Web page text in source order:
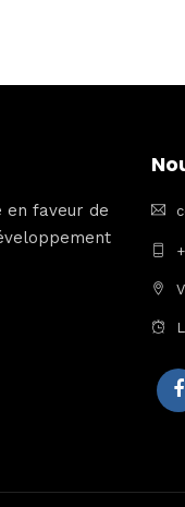
en faveur de